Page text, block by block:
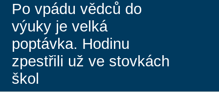
Po vpádu vědců do
výuky je velká
poptávka. Hodinu
zpestřili už ve stovkách
škol